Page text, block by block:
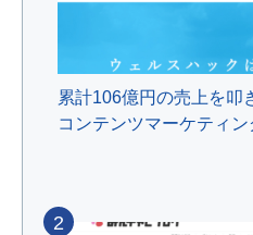
累計106億円の売上を叩
コンテンツマーケティン
2